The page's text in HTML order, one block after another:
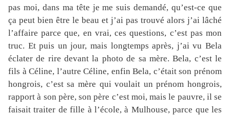
pas moi, dans ma tête je me suis demandé, qu’est-ce que
ça peut bien être le beau et j’ai pas trouvé alors j’ai lâché
l’affaire parce que, en vrai, ces questions, c’est pas mon
truc. Et puis un jour, mais longtemps après, j’ai vu Bela
éclater de rire devant la photo de sa mère. Bela, c’est le
fils à Céline, l’autre Céline, enfin Bela, c’était son prénom
hongrois, c’est sa mère qui voulait un prénom hongrois,
rapport à son père, son père c’est moi, mais le pauvre, il se
faisait traiter de fille à l’école, à Mulhouse, parce que les